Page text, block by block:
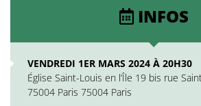
INFOS
VENDREDI 1ER MARS 2024 À 20H30
Église Saint-Louis en l’Île 19 bis rue
75004 Paris 75004 Paris